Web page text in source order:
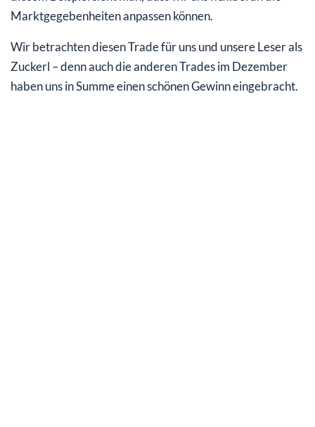
Marktgegebenheiten anpassen können.
Wir betrachten diesen Trade für uns und unsere Leser als
Zuckerl – denn auch die anderen Trades im Dezember
haben uns in Summe einen schönen Gewinn eingebracht.